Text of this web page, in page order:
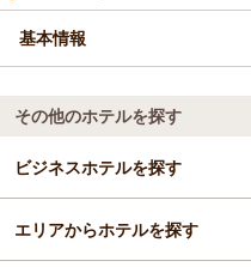
基本情報
その他のホテルを探す
ビジネスホテルを探す
福岡県
エリアからホテルを探す